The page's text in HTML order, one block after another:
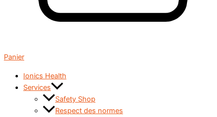
Panier
Ionics Health
Services
Safety Shop
Respect des normes